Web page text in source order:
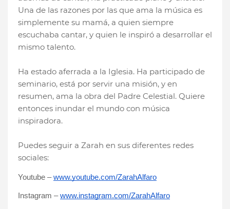
Una de las razones por las que ama la música es
simplemente su mamá, a quien siempre
escuchaba cantar, y quien le inspiró a desarrollar el
mismo talento.
Ha estado aferrada a la Iglesia. Ha participado de
seminario, está por servir una misión, y en
resumen, ama la obra del Padre Celestial. Quiere
entonces inundar el mundo con música
inspiradora.
Puedes seguir a Zarah en sus diferentes redes
sociales:
Youtube – www.youtube.com/ZarahAlfaro
Instagram – www.instagram.com/ZarahAlfaro